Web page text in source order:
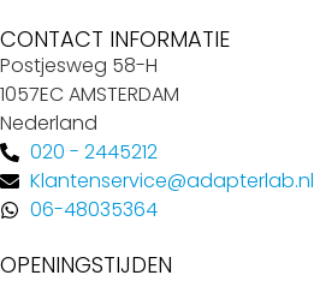
CONTACT INFORMATIE
Postjesweg 58-H
1057EC AMSTERDAM
Nederland
020 - 2445212
Klantenservice@adapterlab.nl
06-48035364
OPENINGSTIJDEN